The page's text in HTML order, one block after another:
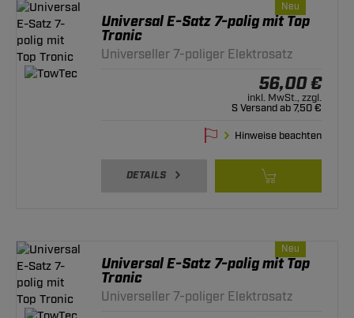
Neu
Universal E-Satz 7-polig mit Top
Tronic
Universeller 7-poliger Elektrosatz
56,00 €
inkl. MwSt., zzgl.
S Versand ab 7,50 €
Hinweise beachten
DETAILS
Neu
Universal E-Satz 7-polig mit Top
Tronic
Universeller 7-poliger Elektrosatz